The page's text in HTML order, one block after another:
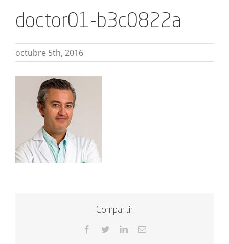
doctor01-b3c0822a
octubre 5th, 2016
Compartir
Facebook
TwitterLinkedInCorreo